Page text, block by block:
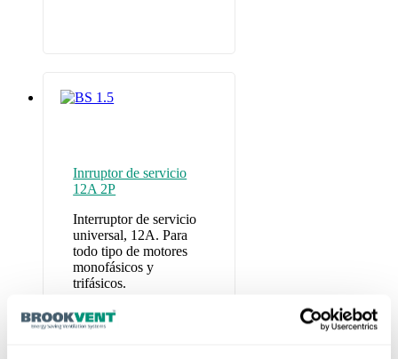
Inrruptor de servicio
12A 2P
Interruptor de servicio
universal, 12A. Para
todo tipo de motores
monofásicos y
trifásicos.
Potenciómetro BR-